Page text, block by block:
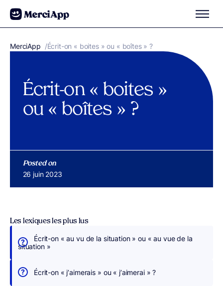
Aller au contenu
MerciApp correcteur orthographe
/Écrit-on « boites » ou « boîtes » ?
Écrit-on « boites »
ou « boîtes » ?
Posted on
Publié le
26 juin 2023
É
r
i
Les lexiques les plus lus
Écrit-on « au vu de la situation » ou « au vue de la
situation »
Écrit-on « j’aimerais » ou « j’aimerai » ?